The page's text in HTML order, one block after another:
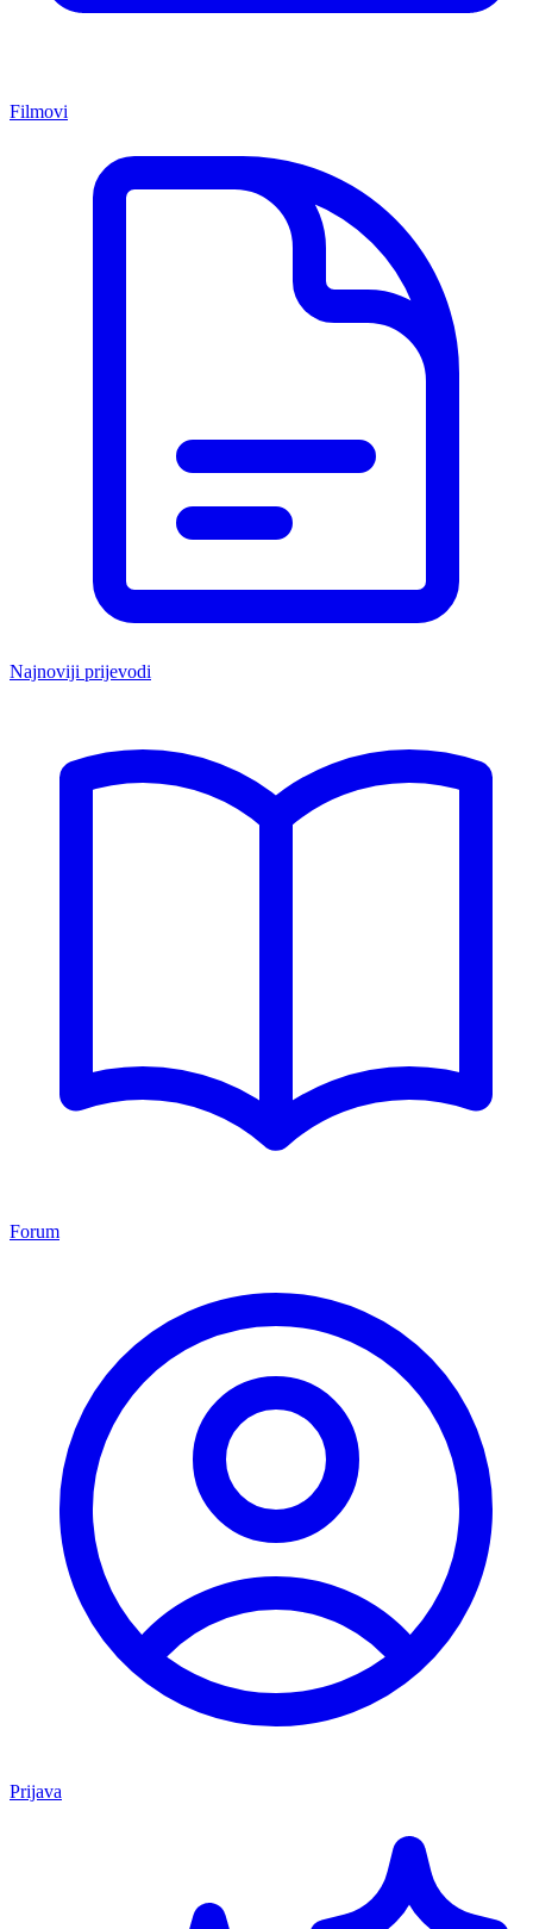
Filmovi
Najnoviji prijevodi
Forum
Prijava